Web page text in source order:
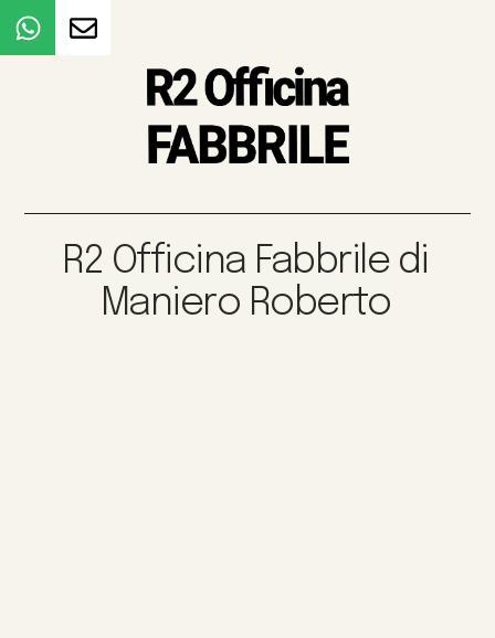
R2 Officina Fabbrile di
Maniero Roberto